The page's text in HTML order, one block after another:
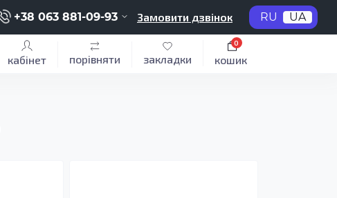
+38 063 881-09-93 Замовити дзвінок RU UA
кабінет порівняти закладки кошик
0